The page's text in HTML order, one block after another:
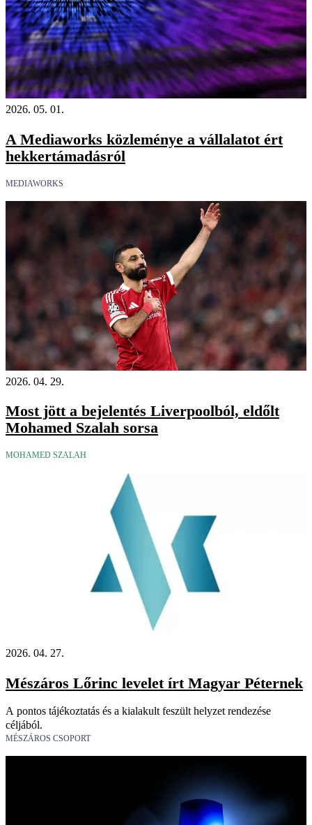
2026. 05. 01.
A Mediaworks közleménye a vállalatot ért
hekkertámadásról
MEDIAWORKS
2026. 04. 29.
Most jött a bejelentés Liverpoolból, eldőlt
Mohamed Szalah sorsa
MOHAMED SZALAH
2026. 04. 27.
Mészáros Lőrinc levelet írt Magyar Péternek
A pontos tájékoztatás és a kialakult feszült helyzet rendezése
céljából.
MÉSZÁROS CSOPORT